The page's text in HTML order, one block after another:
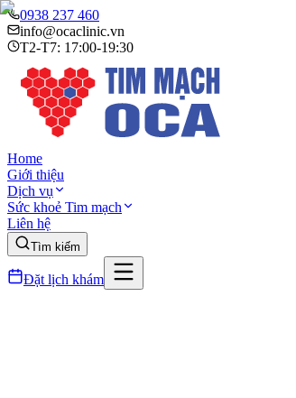
0938 237 460
info@ocaclinic.vn
T2-T7: 17:00-19:30
Home
Giới thiệu
Dịch vụ
Sức khoẻ Tim mạch
Liên hệ
Tìm kiếm
Đặt lịch khám